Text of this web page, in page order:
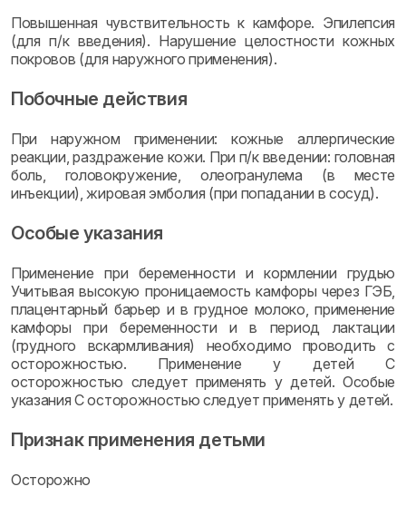
Повышенная чувствительность к камфоре. Эпилепсия
(для п/к введения). Нарушение целостности кожных
покровов (для наружного применения).
Побочные действия
При наружном применении: кожные аллергические
реакции, раздражение кожи. При п/к введении: головная
боль, головокружение, олеогранулема (в месте
инъекции), жировая эмболия (при попадании в сосуд).
Особые указания
Применение при беременности и кормлении грудью
Учитывая высокую проницаемость камфоры через ГЭБ,
плацентарный барьер и в грудное молоко, применение
камфоры при беременности и в период лактации
(грудного вскармливания) необходимо проводить с
осторожностью. Применение у детей С
осторожностью следует применять у детей. Особые
указания С осторожностью следует применять у детей.
Признак применения детьми
Осторожно